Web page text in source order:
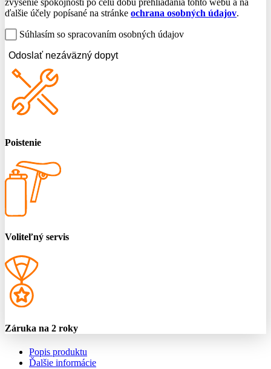
ďalšie účely popísané na stránke ochrana osobných údajov.
Súhlasím so spracovaním osobných údajov
Odoslať nezáväzný dopyt
Poistenie
Voliteľný servis
Záruka na 2 roky
Popis produktu
Ďalšie informácie